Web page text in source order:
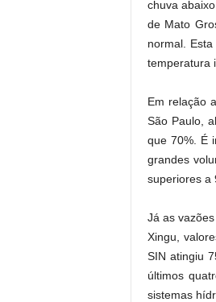
chuva
de Mato
normal.
temperatura
Em relação
São Paulo,
que 70%. É
grandes
superiores a
Já as
Xingu,
SIN atingiu
últimos
sistemas